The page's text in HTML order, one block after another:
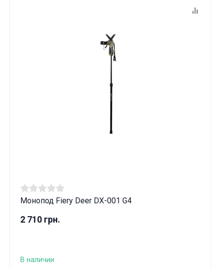
Монопод Fiery Deer DX-001 G4
2 710 грн.
В наличии